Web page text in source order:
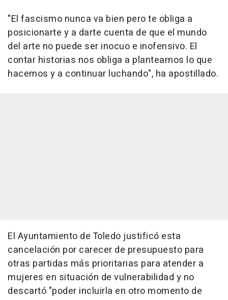
"El fascismo nunca va bien pero te obliga a
posicionarte y a darte cuenta de que el mundo
del arte no puede ser inocuo e inofensivo. El
contar historias nos obliga a plantearnos lo que
hacemos y a continuar luchando", ha apostillado.
El Ayuntamiento de Toledo justificó esta
cancelación por carecer de presupuesto para
otras partidas más prioritarias para atender a
mujeres en situación de vulnerabilidad y no
descartó "poder incluirla en otro momento de